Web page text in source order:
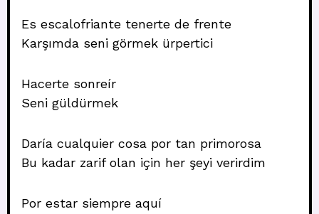
Es escalofriante tenerte de frente
Karşımda seni görmek ürpertici
Hacerte sonreír
Seni güldürmek
Daría cualquier cosa por tan primorosa
Bu kadar zarif olan için her şeyi verirdim
Por estar siempre aquí